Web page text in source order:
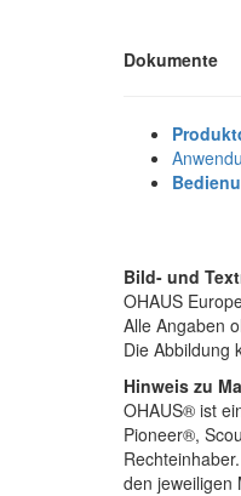
Dokumente
Bild- und
OHAUS
Alle Angaben
Die Abbildung
Hinweis zu
OHAUS® ist
Pioneer®,
den jeweiligen